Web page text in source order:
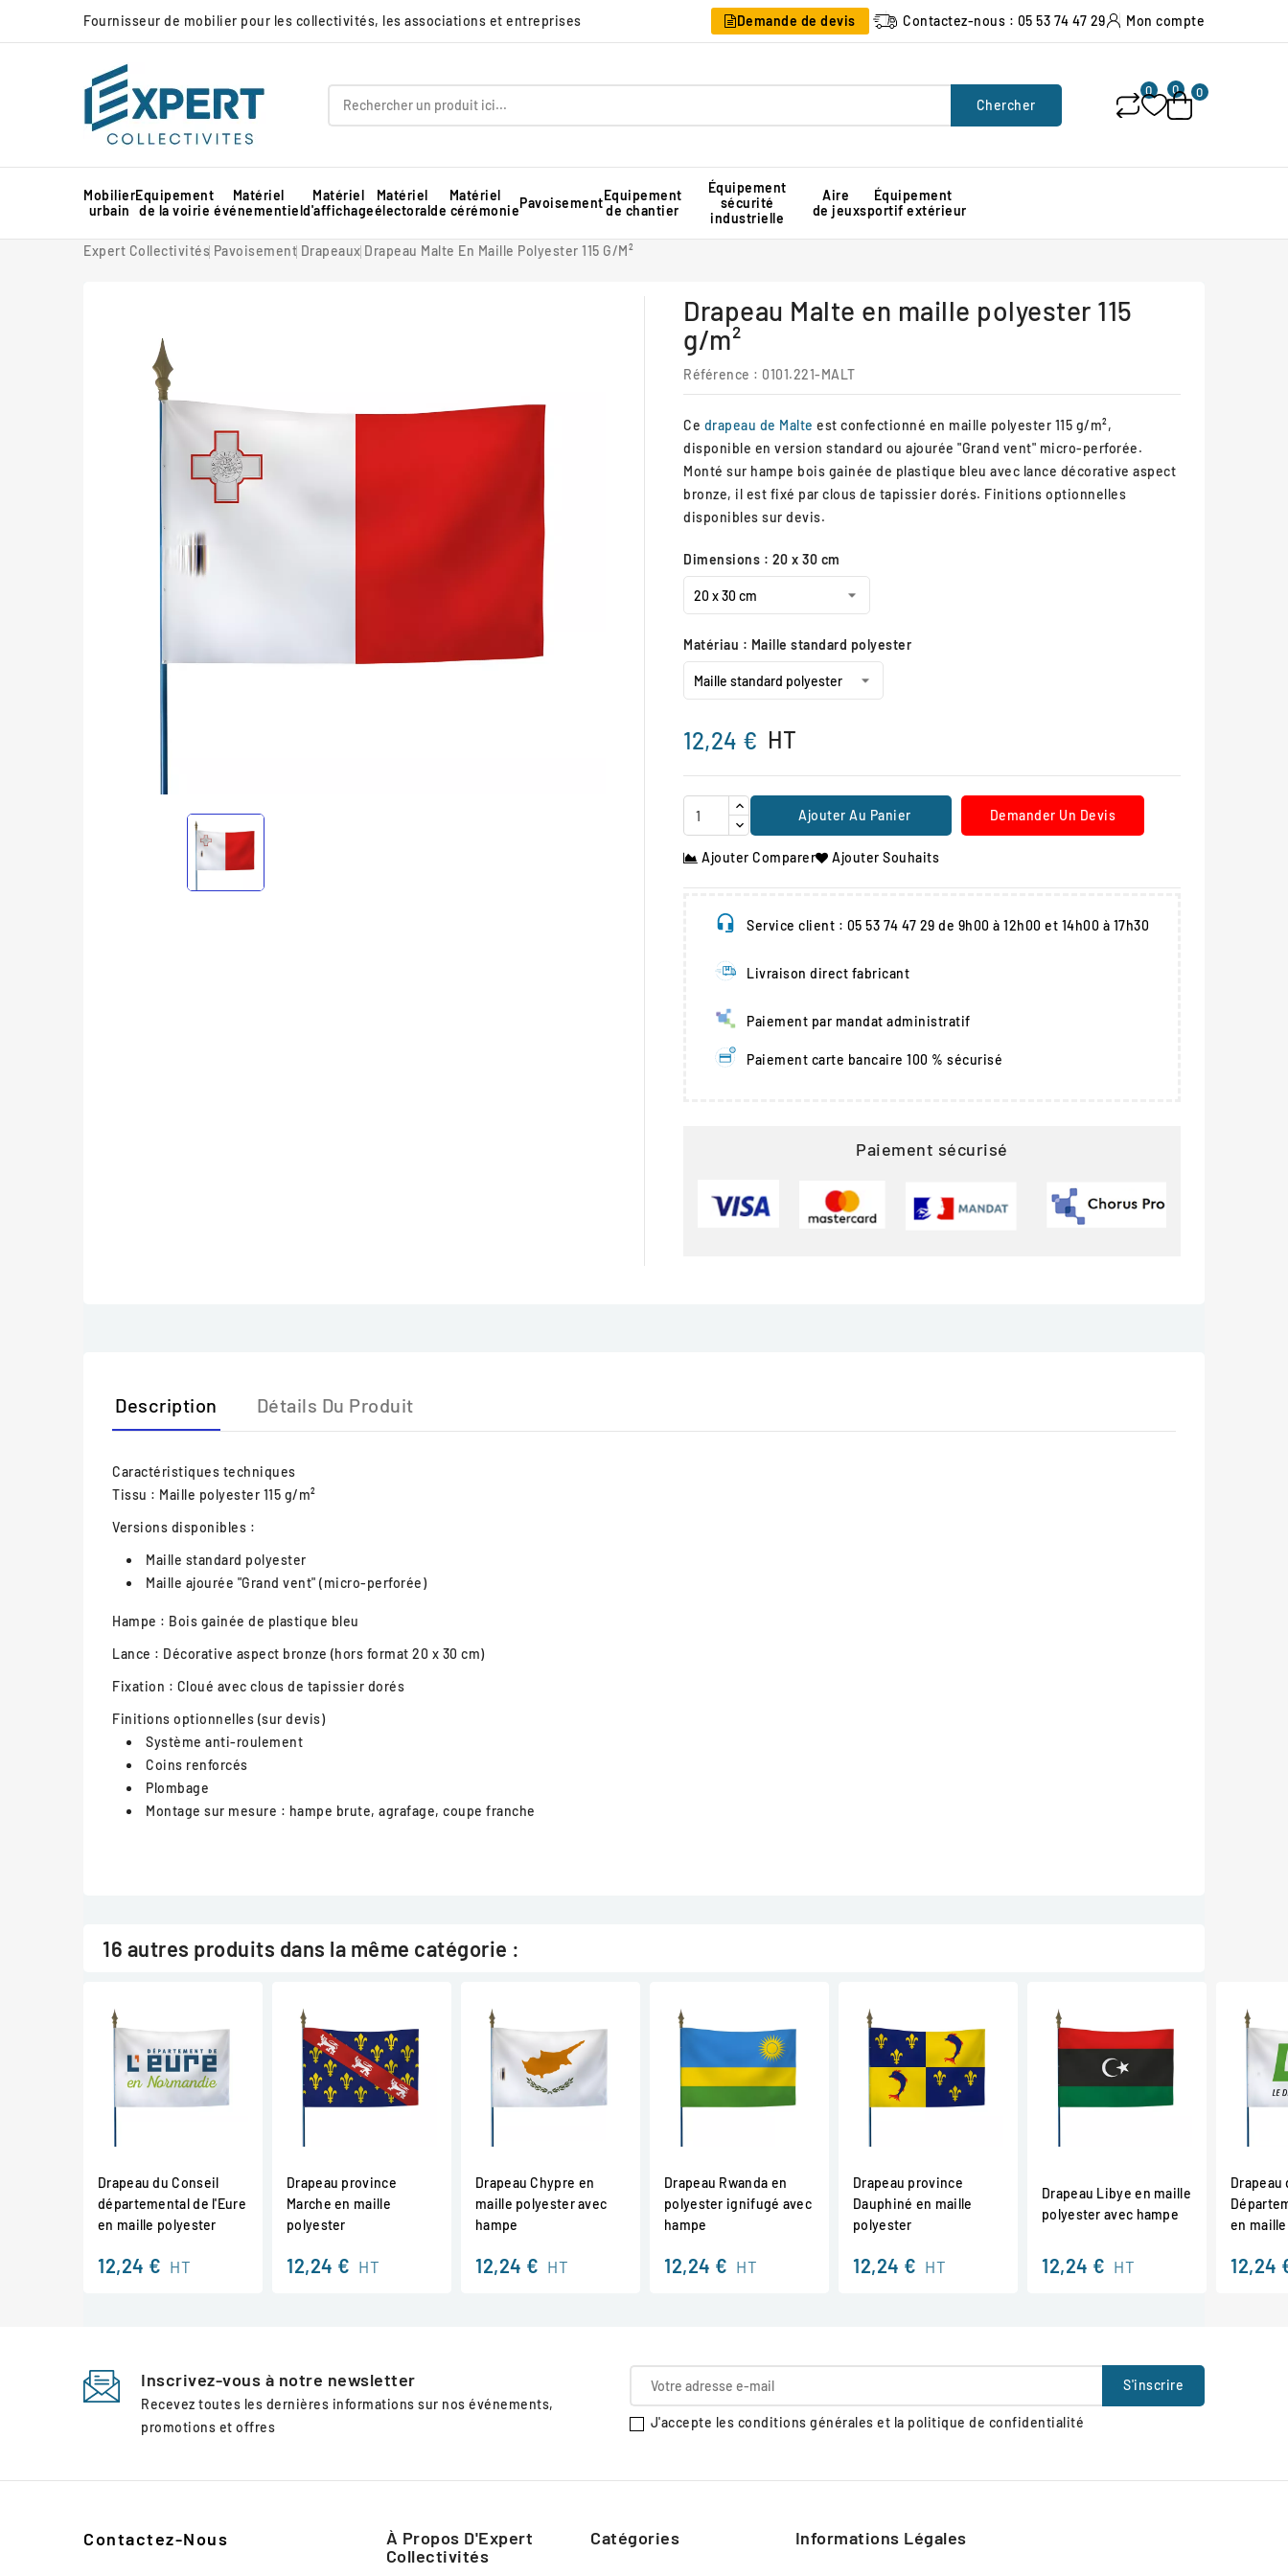
Fournisseur de mobilier pour les collectivités, les associations et entreprises Demande de devis Contactez-nous : 05 53 74 47 29 Mon compte
Chercher
0 0 0
Mobilier
urbain
Equipement
de la voirie
Matériel
événementiel
Matériel
d'affichage
Matériel
électoral
Matériel
de cérémoniePavoisementEquipement
de chantier
Équipement
sécurité
industrielle
Aire
de jeux
Équipement
sportif extérieur
Expert Collectivités Pavoisement Drapeaux Drapeau Malte En Maille Polyester 115 G/m²
Drapeau Malte en maille polyester 115
g/m²
Référence : 0101.221-MALT
Ce drapeau de Malte est confectionné en maille polyester 115 g/m²,
disponible en version standard ou ajourée "Grand vent" micro-perforée.
Monté sur hampe bois gainée de plastique bleu avec lance décorative aspect
bronze, il est fixé par clous de tapissier dorés. Finitions optionnelles
disponibles sur devis.
Dimensions : 20 x 30 cm
Matériau : Maille standard polyester
12,24 € HT
Ajouter Au Panier Demander Un Devis
Ajouter Comparer Ajouter Souhaits
Service client : 05 53 74 47 29 de 9h00 à 12h00 et 14h00 à 17h30
Livraison direct fabricant
Paiement par mandat administratif
Paiement carte bancaire 100 % sécurisé
Paiement sécurisé
Description Détails Du Produit
Caractéristiques techniques
Tissu : Maille polyester 115 g/m²
Versions disponibles :
Maille standard polyester
Maille ajourée "Grand vent" (micro-perforée)
Hampe : Bois gainée de plastique bleu
Lance : Décorative aspect bronze (hors format 20 x 30 cm)
Fixation : Cloué avec clous de tapissier dorés
Finitions optionnelles (sur devis)
Système anti-roulement
Coins renforcés
Plombage
Montage sur mesure : hampe brute, agrafage, coupe franche
16 autres produits dans la même catégorie :
Drapeau du Conseil
départemental de l'Eure
en maille polyester
12,24 € HT
Drapeau province
Marche en maille
polyester
12,24 € HT
Drapeau Chypre en
maille polyester avec
hampe
12,24 € HT
Drapeau Rwanda en
polyester ignifugé avec
hampe
12,24 € HT
Drapeau province
Dauphiné en maille
polyester
12,24 € HT
Drapeau Libye en maille
polyester avec hampe
12,24 € HT
Drapeau
en
12,24
Inscrivez-vous à notre newsletter
Recevez toutes les dernières informations sur nos événements,
promotions et offres
J'accepte les conditions générales et la politique de confidentialité
Contactez-Nous
À Propos D'Expert
Collectivités
Catégories Informations Légales